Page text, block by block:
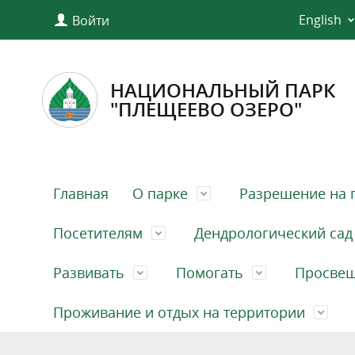
Войти English
НАЦИОНАЛЬНЫЙ ПАРК
"ПЛЕЩЕЕВО ОЗЕРО"
Главная О парке Разрешение на
Посетителям Дендрологический сад
Развивать Помогать
Проживание и отдых на территории